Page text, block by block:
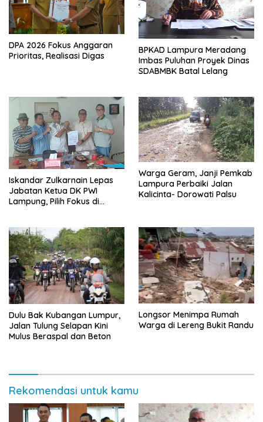
DPA 2026 Fokus Anggaran
Prioritas, Realisasi Digas
BPKAD Lampura Meradang
Imbas Puluhan Proyek Dinas
SDABMBK Batal Lelang
Iskandar Zulkarnain Lepas
Jabatan Ketua DK PWI
Lampung, Pilih Fokus di
Warga Geram, Janji Pemkab
Lampura Perbaiki Jalan
Kalicinta- Dorowati Palsu
Dulu Bak Kubangan Lumpur,
Jalan Tulung Selapan Kini
Mulus Beraspal dan Beton
Longsor Menimpa Rumah
Warga di Lereng Bukit Randu
Rekomendasi untuk kamu